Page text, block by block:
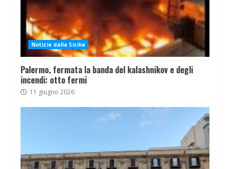
Notizie dalla Sicilia
Palermo, fermata la banda del kalashnikov e degli
incendi: otto fermi
11 giugno 2026